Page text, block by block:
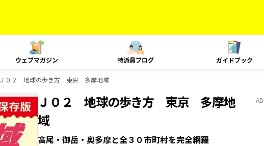
ウェブマガジン 特派員ブログ ガイドブック
Ｊ０２ 地球の歩き方 東京 多摩地域
Ｊ０２ 地球の歩き方 東京 多摩地
域
高尾・御岳・奥多摩と全３０市町村を完全網羅
AD